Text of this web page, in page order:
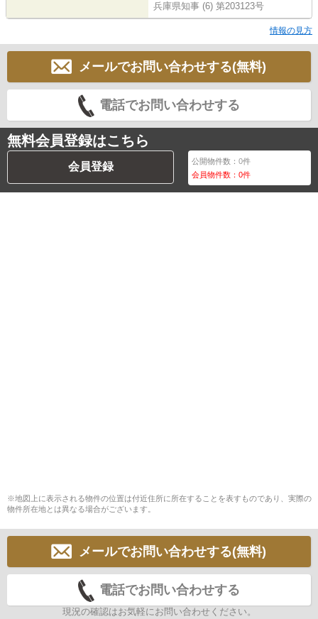
兵庫県知事 (6) 第203123号
情報の見方
メールでお問い合わせする(無料)
電話でお問い合わせする
無料会員登録はこちら
会員登録 公開物件数：0件
会員物件数：0件
※地図上に表示される物件の位置は付近住所に所在することを表すものであり、実際の
物件所在地とは異なる場合がございます。
メールでお問い合わせする(無料)
電話でお問い合わせする
現況の確認はお気軽にお問い合わせください。